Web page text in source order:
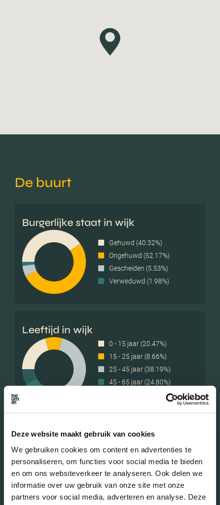
Deze website maakt gebruik van cookies
We gebruiken cookies om content en advertenties te
personaliseren, om functies voor social media te bieden
en om ons websiteverkeer te analyseren. Ook delen we
informatie over uw gebruik van onze site met onze
partners voor social media, adverteren en analyse. Deze
De buurt
Burgerlijke staat in wijk
Gehuwd (40.32%)
Ongehuwd (52.17%)
Gescheiden (5.53%)
Verweduwd (1.98%)
Leeftijd in wijk
0 - 15 jaar (20.47%)
15 - 25 jaar (8.66%)
25 - 45 jaar (38.19%)
45 - 65 jaar (24.80%)
Geslacht
Mannen (53.60%)
Vrouwen (46.40%)